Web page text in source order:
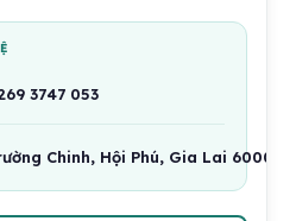
3747 053
Chinh, Hội Phú, Gia Lai